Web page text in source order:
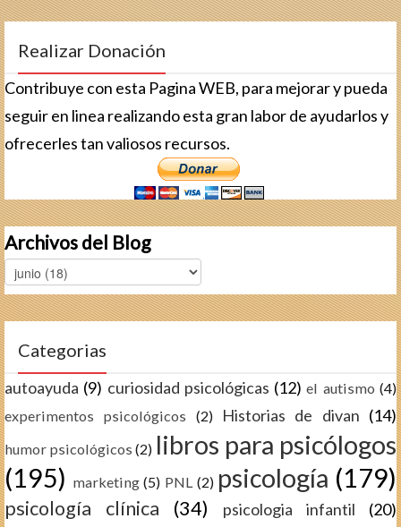
Realizar Donación
Contribuye con esta Pagina WEB, para mejorar y pueda
seguir en linea realizando esta gran labor de ayudarlos y
ofrecerles tan valiosos recursos.
Archivos del Blog
Categorias
autoayuda (9) curiosidad psicológicas (12) el autismo (4)
experimentos psicológicos
(2) Historias de divan (14)
humor psicológicos (2) libros para psicólogos
(195) marketing (5) PNL (2) psicología (179)
psicología clínica (34) psicologia infantil (20)